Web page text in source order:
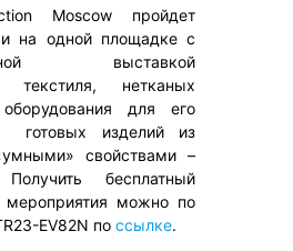
Moscow пройдет
и на одной площадке с
выставкой
текстиля, нетканых
для его
готовых изделий из
свойствами –
бесплатный
мероприятия можно по
EV82N по ссылке.